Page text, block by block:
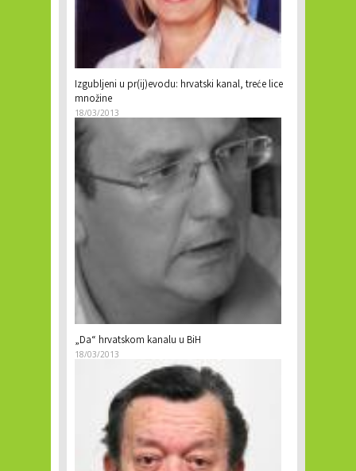
Izgubljeni u pr(ij)evodu: hrvatski kanal, treće lice
množine
18/03/2013
„Da“ hrvatskom kanalu u BiH
18/03/2013